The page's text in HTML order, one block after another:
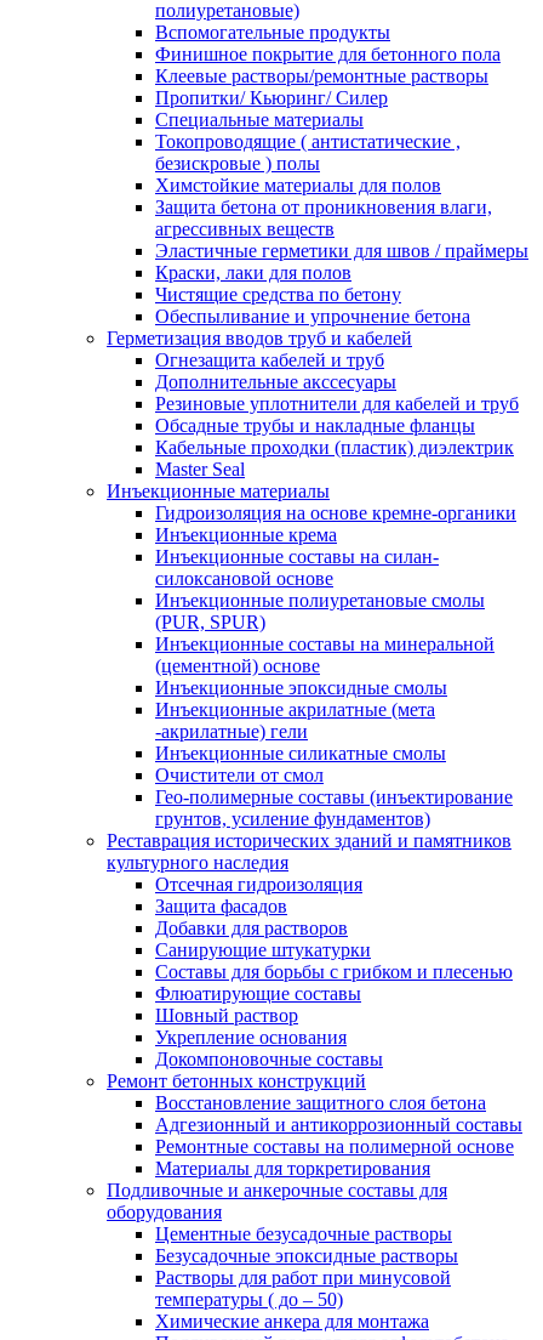
полиуретановые)
Вспомогательные продукты
Финишное покрытие для бетонного пола
Клеевые растворы/ремонтные растворы
Пропитки/ Кьюринг/ Силер
Специальные материалы
Токопроводящие ( антистатические ,
безискровые ) полы
Химстойкие материалы для полов
Защита бетона от проникновения влаги,
агрессивных веществ
Эластичные герметики для швов / праймеры
Краски, лаки для полов
Чистящие средства по бетону
Обеспыливание и упрочнение бетона
Герметизация вводов труб и кабелей
Огнезащита кабелей и труб
Дополнительные акссесуары
Резиновые уплотнители для кабелей и труб
Обсадные трубы и накладные фланцы
Кабельные проходки (пластик) диэлектрик
Master Seal
Инъекционные материалы
Гидроизоляция на основе кремне-органики
Инъекционные крема
Инъекционные составы на силан-
силоксановой основе
Инъекционные полиуретановые смолы
(PUR, SPUR)
Инъекционные составы на минеральной
(цементной) основе
Инъекционные эпоксидные смолы
Инъекционные акрилатные (мета
-акрилатные) гели
Инъекционные силикатные смолы
Очистители от смол
Гео-полимерные составы (инъектирование
грунтов, усиление фундаментов)
Реставрация исторических зданий и памятников
культурного наследия
Отсечная гидроизоляция
Защита фасадов
Добавки для растворов
Санирующие штукатурки
Составы для борьбы с грибком и плесенью
Флюатирующие составы
Шовный раствор
Укрепление основания
Докомпоновочные составы
Ремонт бетонных конструкций
Восстановление защитного слоя бетона
Адгезионный и антикоррозионный составы
Ремонтные составы на полимерной основе
Материалы для торкретирования
Подливочные и анкерочные составы для
оборудования
Цементные безусадочные растворы
Безусадочные эпоксидные растворы
Растворы для работ при минусовой
температуры ( до – 50)
Химические анкера для монтажа